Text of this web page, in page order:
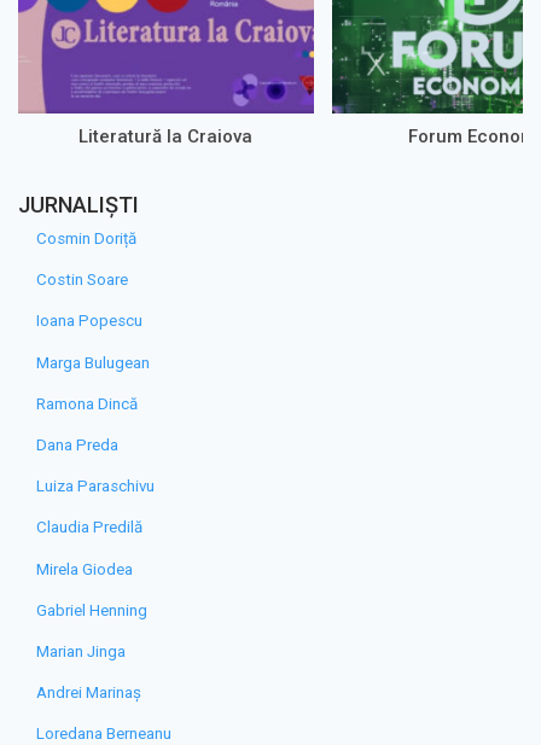
Literatură la Craiova Forum
JURNALIȘTI
Cosmin Doriță
Costin Soare
Ioana Popescu
Marga Bulugean
Ramona Dincă
Dana Preda
Luiza Paraschivu
Claudia Predilă
Mirela Giodea
Gabriel Henning
Marian Jinga
Andrei Marinaș
Loredana Berneanu